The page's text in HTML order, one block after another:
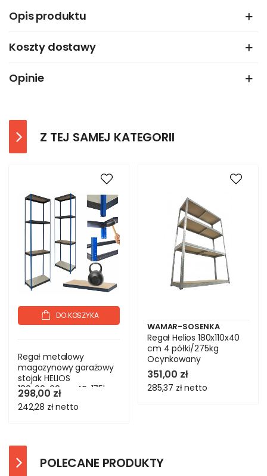
Opis produktu
Koszty dostawy
Opinie
Z TEJ SAMEJ KATEGORII
DO KOSZYKA
Regał metalowy
magazynowy garażowy
stojak HELIOS
180x60x60cm 4Px175kg
298,00 zł
242,28 złnetto
WAMAR-SOSENKA
Regał Helios 180x110x40
cm 4 półki/275kg
Ocynkowany
351,00 zł
285,37 złnetto
POLECANE PRODUKTY